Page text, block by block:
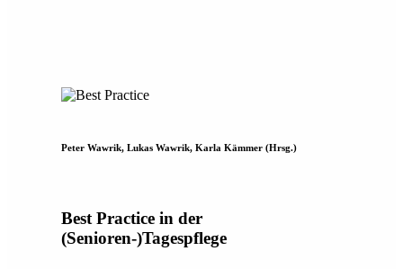
Peter Wawrik, Lukas Wawrik, Karla Kämmer (Hrsg.)
Best Practice in der
(Senioren-)Tagespflege